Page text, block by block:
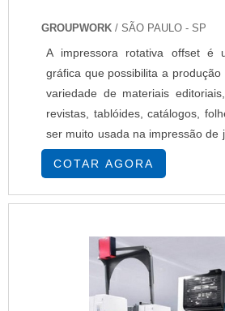
GROUPWORK / SÃO PAULO - SP
A impressora rotativa offset é
gráfica que possibilita a produção
variedade de materiais
revistas, tablóides, catálogos,
ser muito usada na impressão de
modo, é indicada para impressos
alto volume. Além disso,
rotativa offset é o mais
em alta qualidade de definição,
apresentação excepcional para o
COTAR AGORA